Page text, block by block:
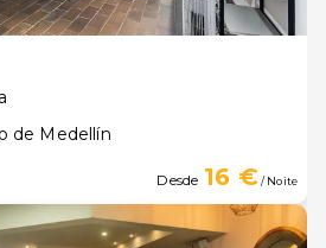
de Medellín
Desde 16 €/ Noite